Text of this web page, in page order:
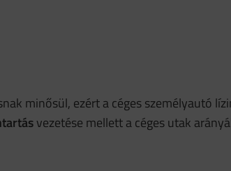
minősül, ezért a céges személyautó
vezetése mellett a céges utak